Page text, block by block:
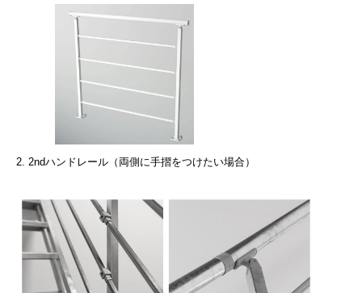
2. 2ndハンドレール（両側に手摺をつけたい場合）